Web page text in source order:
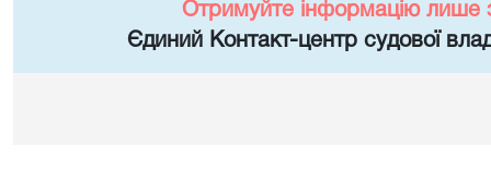
Отримуйте інформацію лише
Єдиний Контакт-центр судової